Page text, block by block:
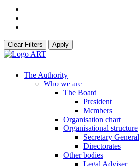
Clear Filters Apply
The Authority
Who we are
The Board
President
Members
Organisation chart
Organisational structure
Secretary General
Directorates
Other bodies
Legal Adviser